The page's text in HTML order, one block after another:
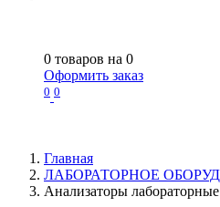
0 товаров на 0
Оформить заказ
0 0
Главная
ЛАБОРАТОРНОЕ
Анализаторы лабораторные